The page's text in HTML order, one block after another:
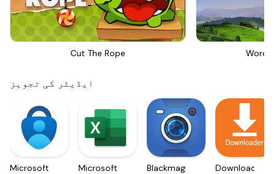
Cut The Rope
ایڈیٹر کی تجویز
Microsoft
Microsoft
Blackmagic
Downloader